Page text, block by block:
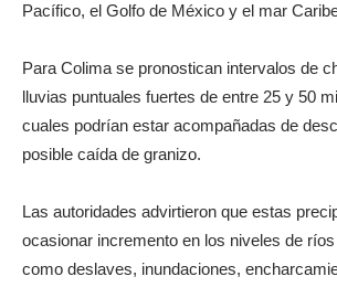
Pacífico, el Golfo de México y el mar
Para Colima se pronostican intervalos de
lluvias puntuales fuertes de entre 25 y 50
cuales podrían estar acompañadas de
posible caída de granizo.
Las autoridades advirtieron que estas
ocasionar incremento en los niveles de
como deslaves, inundaciones,